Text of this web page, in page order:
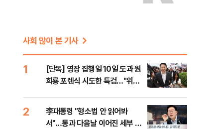
사회 많이 본 기사
1
[단독] 영장 집행일 10일 도과 원
희룡 포렌식 시도한 특검…"위법
2
李대통령 "형소법 안 읽어봐
서"…통과 다음날 이어진 세부 확